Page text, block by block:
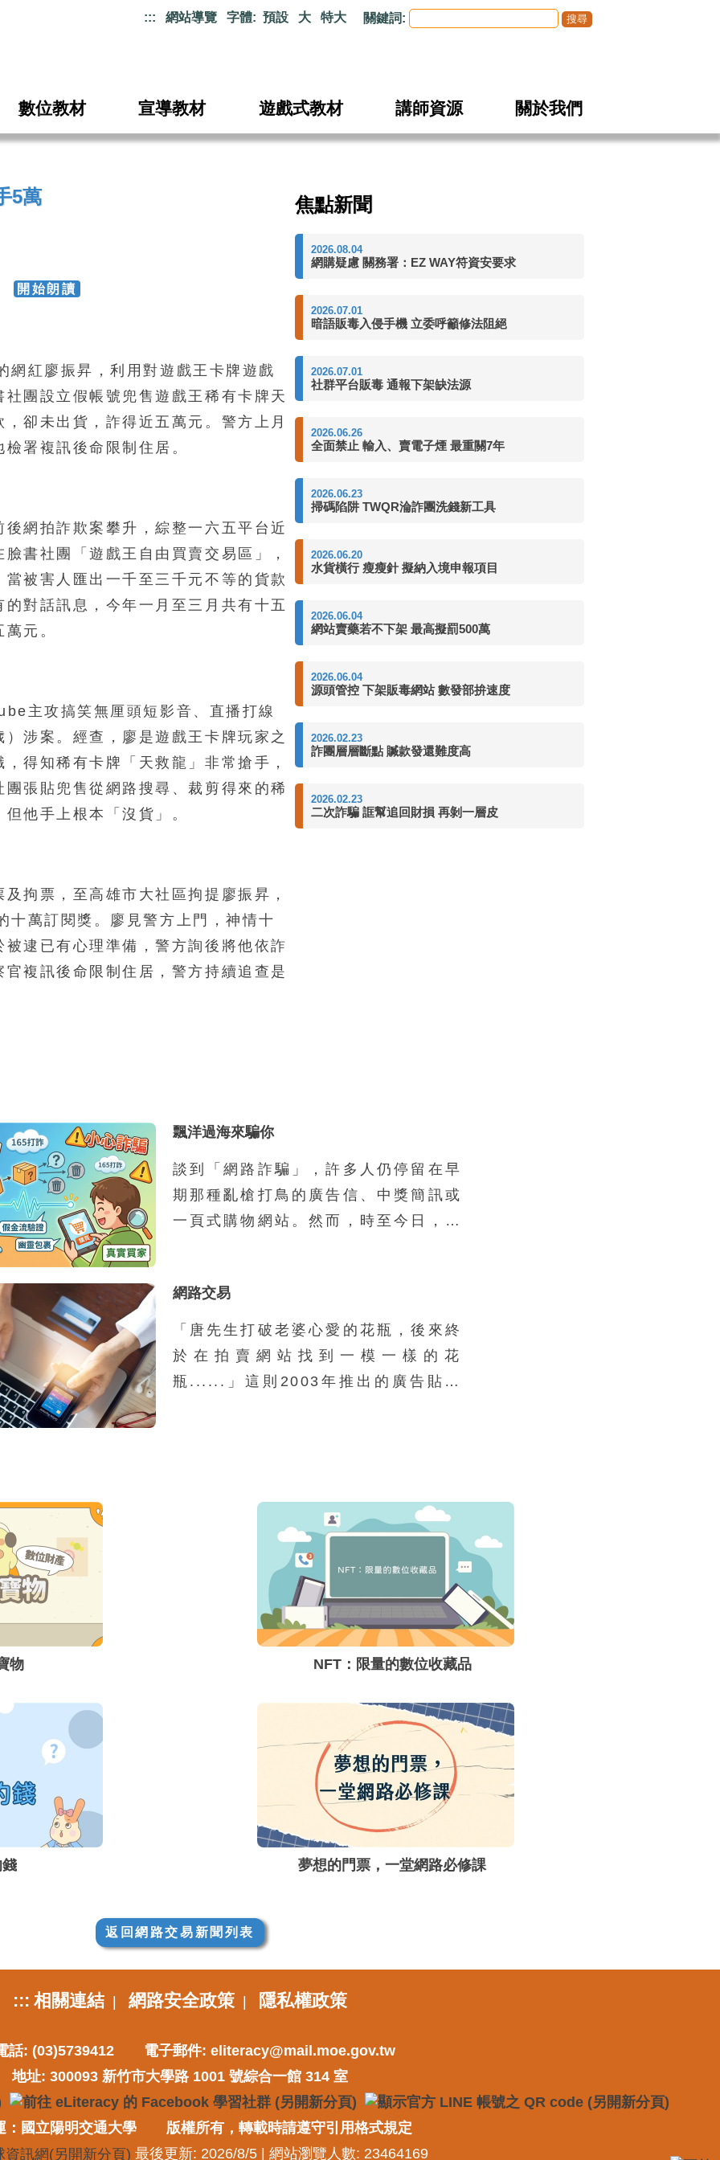
::: 網站導覽 字體: 預設 大 特大 關鍵詞:
數位教材 宣導教材 遊戲式教材 講師資源 關於我們
5萬
開始朗讀
網紅廖振昇，利用對遊戲王卡牌遊戲
團設立假帳號兜售遊戲王稀有卡牌天
卻未出貨，詐得近五萬元。警方上月
署複訊後命限制住居。
網拍詐欺案攀升，綜整一六五平台近
書社團「遊戲王自由買賣交易區」，
被害人匯出一千至三千元不等的貨款
對話訊息，今年一月至三月共有十五
元。
主攻搞笑無厘頭短影音、直播打線
涉案。經查，廖是遊戲王卡牌玩家之
得知稀有卡牌「天救龍」非常搶手，
張貼兜售從網路搜尋、裁剪得來的稀
他手上根本「沒貨」。
拘票，至高雄市大社區拘提廖振昇，
十萬訂閱獎。廖見警方上門，神情十
逮已有心理準備，警方詢後將他依詐
複訊後命限制住居，警方持續追查是
焦點新聞
2026.08.04
網購疑慮 關務署：EZ WAY符資安要求
2026.07.01
暗語販毒入侵手機 立委呼籲修法阻絕
2026.07.01
社群平台販毒 通報下架缺法源
2026.06.26
全面禁止 輸入、賣電子煙 最重關7年
2026.06.23
掃碼陷阱 TWQR淪詐團洗錢新工具
2026.06.20
水貨橫行 瘦瘦針 擬納入境申報項目
2026.06.04
網站賣藥若不下架 最高擬罰500萬
2026.06.04
源頭管控 下架販毒網站 數發部拚速度
2026.02.23
詐團層層斷點 贓款發還難度高
2026.02.23
二次詐騙 誆幫追回財損 再剝一層皮
飄洋過海來騙你
談到「網路詐騙」，許多人仍停留在早
期那種亂槍打鳥的廣告信、中獎簡訊或
一頁式購物網站。然而，時至今日，詐
產業鏈。過去的網路詐騙多屬「非特定
對象、一次性接觸、以靜態圖文為主」
的模式，往往在初次接觸時便直接引導
受害者前往不明網站，要求提供個資或
網路交易
「唐先生打破老婆心愛的花瓶，後來終
於在拍賣網站找到一模一樣的花
瓶......」這則2003年推出的廣告貼切
騙問題。要知道網路交易的內容及類
型，如何防範交易詐騙及安全的交易等
便顯得很重要。
物 NFT：限量的數位收藏品
夢想的門票，一堂網路必修課
返回網路交易新聞列表
::: 相關連結 | 網路安全政策 | 隱私權政策
話: (03)5739412 電子郵件: eliteracy@mail.moe.gov.tw
地址: 300093 新竹市大學路 1001 號綜合一館 314 室
：國立陽明交通大學
版權所有，轉載時請遵守引用格式規定
最後更新: 2026/8/5 | 網站瀏覽人數: 23464169